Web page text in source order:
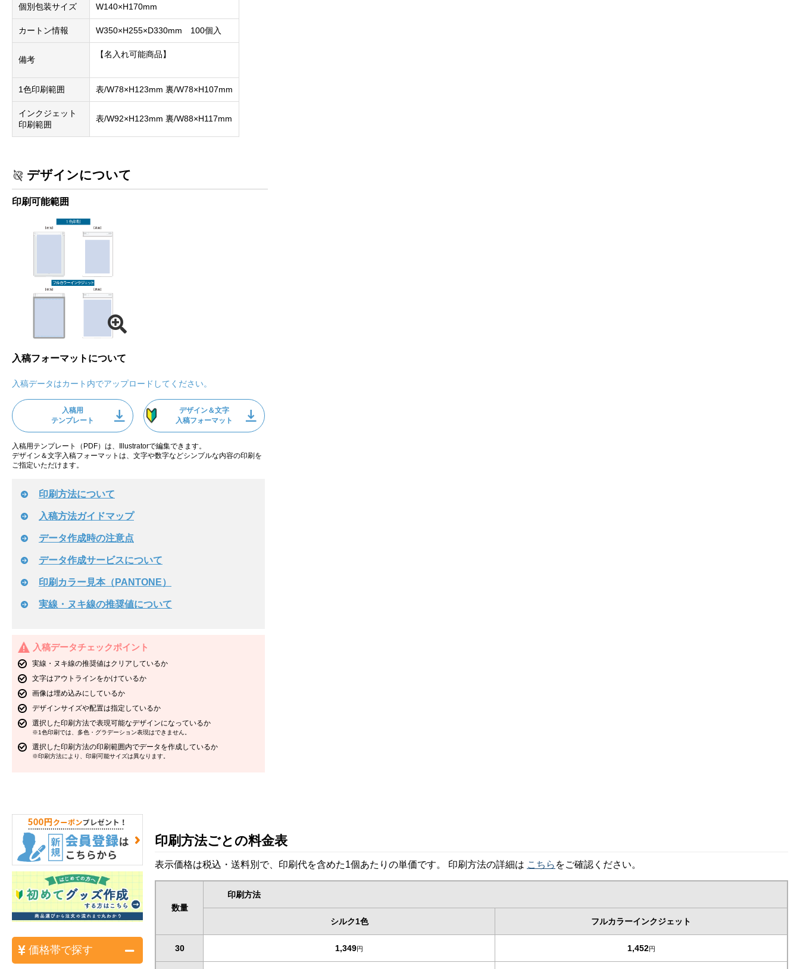
個別包装サイズ W140×H170mm
カートン情報 W350×H255×D330mm 100個入
備考
【名入れ可能商品】
1色印刷範囲 表/W78×H123mm 裏/W78×H107mm
インクジェット
印刷範囲
表/W92×H123mm 裏/W88×H117mm
デザインについて
印刷可能範囲
入稿フォーマットについて
入稿データはカート内でアップロードしてください。
入稿用
テンプレート
デザイン＆文字
入稿フォーマット
入稿用テンプレート（PDF）は、Illustratorで編集できます。
デザイン＆文字入稿フォーマットは、文字や数字などシンプルな内容の印刷を
ご指定いただけます。
印刷方法について
入稿方法ガイドマップ
データ作成時の注意点
データ作成サービスについて
印刷カラー見本（PANTONE）
実線・ヌキ線の推奨値について
入稿データチェックポイント
実線・ヌキ線の推奨値はクリアしているか
文字はアウトラインをかけているか
画像は埋め込みにしているか
デザインサイズや配置は指定しているか
選択した印刷方法で表現可能なデザインになっているか
※1色印刷では、多色・グラデーション表現はできません。
選択した印刷方法の印刷範囲内でデータを作成しているか
※印刷方法により、印刷可能サイズは異なります。
価格帯で探す
印刷方法ごとの料金表
表示価格は税込・送料別で、印刷代を含めた1個あたりの単価です。 印刷方法の詳細は こちら をご確認ください。
数量
印刷方法
シルク1色 フルカラーインクジェット
30 1,349円 1,452円